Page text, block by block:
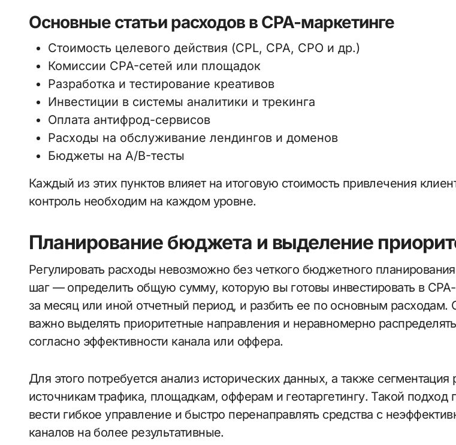
Основные статьи расходов в CPA-маркетинге
Стоимость целевого действия (CPL, CPA, CPO и др.)
Комиссии CPA-сетей или площадок
Разработка и тестирование креативов
Инвестиции в системы аналитики и трекинга
Оплата антифрод-сервисов
Расходы на обслуживание лендингов и доменов
Бюджеты на A/B-тесты
Каждый из этих пунктов влияет на итоговую стоимость привлечения
контроль необходим на каждом уровне.
Планирование бюджета и выделение
Регулировать расходы невозможно без четкого бюджетного
шаг — определить общую сумму, которую вы готовы инвестировать в
за месяц или иной отчетный период, и разбить ее по основным расходам.
важно выделять приоритетные направления и неравномерно
согласно эффективности канала или оффера.
Для этого потребуется анализ исторических данных, а также сегментация
источникам трафика, площадкам, офферам и геотаргетингу. Такой подход
вести гибкое управление и быстро перенаправлять средства с
каналов на более результативные.